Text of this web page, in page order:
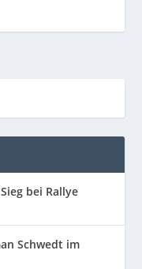
bei Rallye
Schwedt im